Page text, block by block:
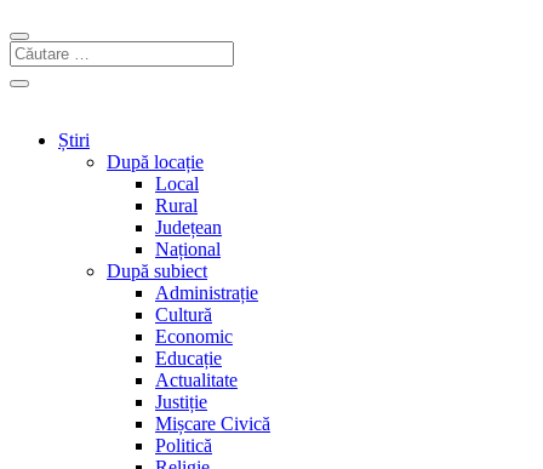
Știri
După locație
Local
Rural
Județean
Național
După subiect
Administrație
Cultură
Economic
Educație
Actualitate
Justiție
Mișcare Civică
Politică